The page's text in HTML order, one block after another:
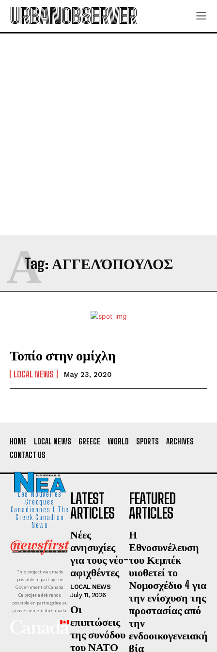
URBANOBSERVER
Tag: ΑΓΓΕΛΌΠΟΥΛΟΣ
Α
Τοπίο στην ομίχλη
LOCAL NEWS May 23, 2020
HOME LOCAL NEWS GREECE WORLD SPORTS
ARCHIVES
CONTACT US
Les Nouvelles
Grecques
Canadiennes I The
Greek Canadian
News
This project was made
possible in part by the
Government of Canada.
Ce projet a été rendu
possible en partie grâce au
gouvernement du Canada.
LATEST
ARTICLES
Νέες
ανησυχίες
για τους νέο-
αφιχθέντες
LOCAL NEWS
July 11, 2026
Οι
επιπτώσεις
της συνόδου
του ΝΑΤΟ
FEATURED
ARTICLES
Η
Εθνοσυνέλευση
του Κεμπέκ
υιοθετεί το
Νομοσχέδιο 4 για
την ενίσχυση της
προστασίας από
την
ενδοοικογενειακή
βία